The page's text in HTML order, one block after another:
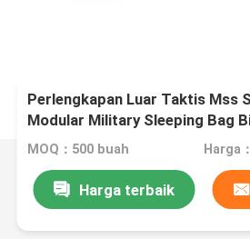
Perlengkapan Luar Taktis Mss
Modular Military Sleeping Bag
MOQ：500 buah
Harga terbaik